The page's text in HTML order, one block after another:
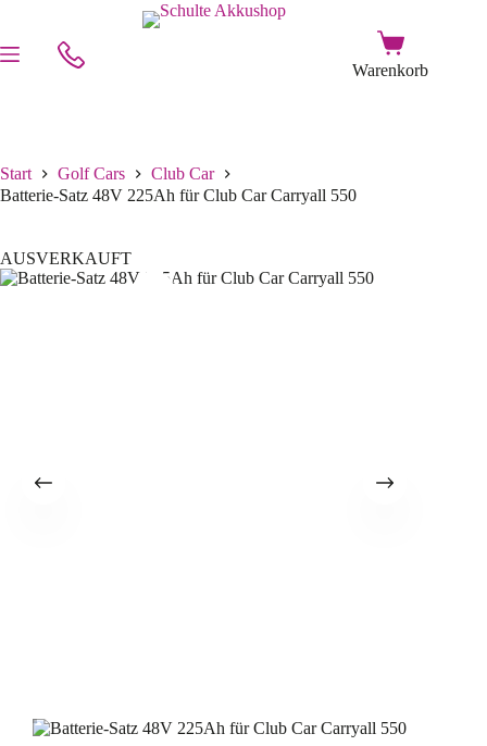
Start Golf Cars
Club Car
Batterie-Satz 48V 225Ah für Club Car Carryall 550
AUSVERKAUFT